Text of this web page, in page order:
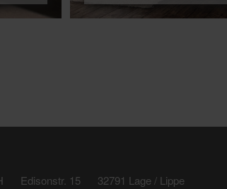
Edisonstr. 15 32791 Lage / Lippe